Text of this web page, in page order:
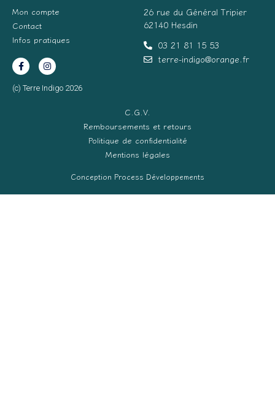
Mon compte
Contact
Infos pratiques
(c) Terre Indigo 2026
26 rue du Général Tripier
62140 Hesdin
03 21 81 15 53
terre-indigo@orange.fr
C.G.V.
Remboursements et retours
Politique de confidentialité
Mentions légales
Conception Process Développements